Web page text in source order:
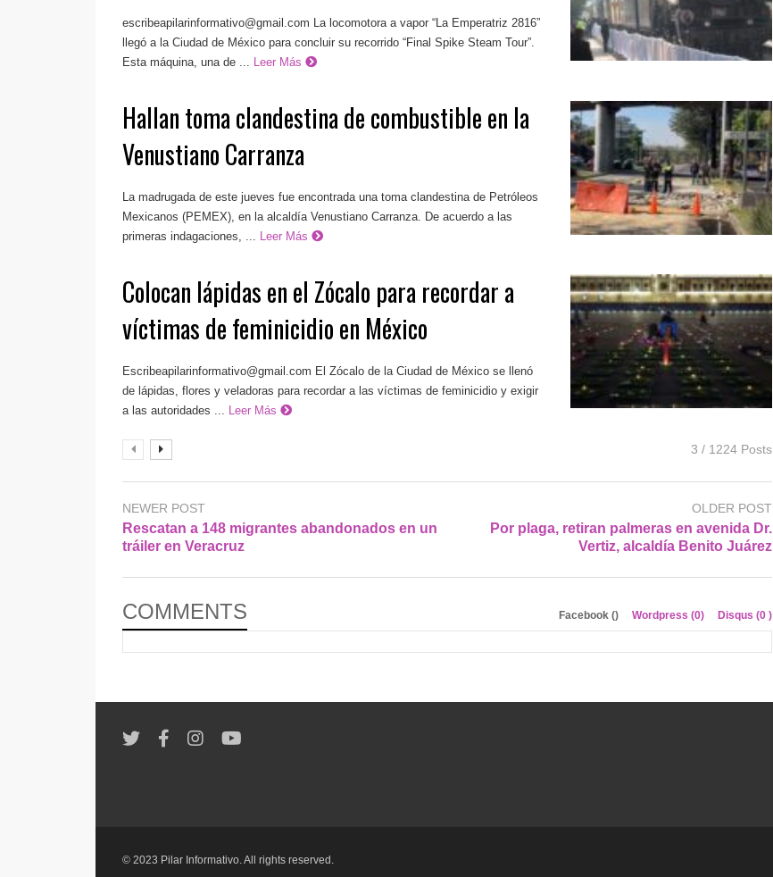
escribeapilarinformativo@gmail.com La locomotora a vapor “La Emperatriz 2816”
llegó a la Ciudad de México para concluir su recorrido “Final Spike Steam Tour”.
Esta máquina, una de ...
Leer Más
Hallan toma clandestina de combustible en la
Venustiano Carranza
La madrugada de este jueves fue encontrada una toma clandestina de Petróleos
Mexicanos (PEMEX), en la alcaldía Venustiano Carranza. De acuerdo a las
primeras indagaciones, ...
Leer Más
Colocan lápidas en el Zócalo para recordar a
víctimas de feminicidio en México
Escribeapilarinformativo@gmail.com El Zócalo de la Ciudad de México se llenó
de lápidas, flores y veladoras para recordar a las víctimas de feminicidio y exigir
a las autoridades ...
Leer Más
3 / 1224 Posts
NEWER POST
Rescatan a 148 migrantes abandonados en un
tráiler en Veracruz
OLDER POST
Por plaga, retiran palmeras en avenida Dr.
Vertiz, alcaldía Benito Juárez
COMMENTS Facebook () Wordpress (0) Disqus (0 )
© 2023 Pilar Informativo. All rights reserved.